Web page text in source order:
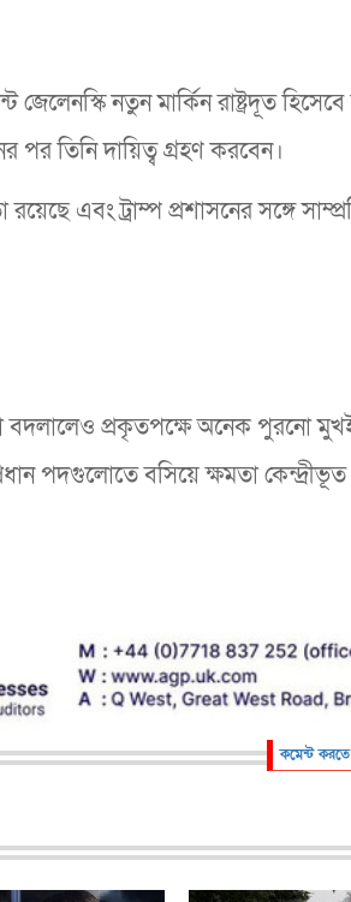
জেলেনস্কি নতুন মার্কিন রাষ্ট্রদূত হিসেবে
পর তিনি দায়িত্ব গ্রহণ করবেন।
এবং ট্রাম্প প্রশাসনের সঙ্গে
বদলালেও প্রকৃতপক্ষে অনেক পুরনো
পদগুলোতে বসিয়ে ক্ষমতা কেন্দ্রীভূত
কমেন্ট